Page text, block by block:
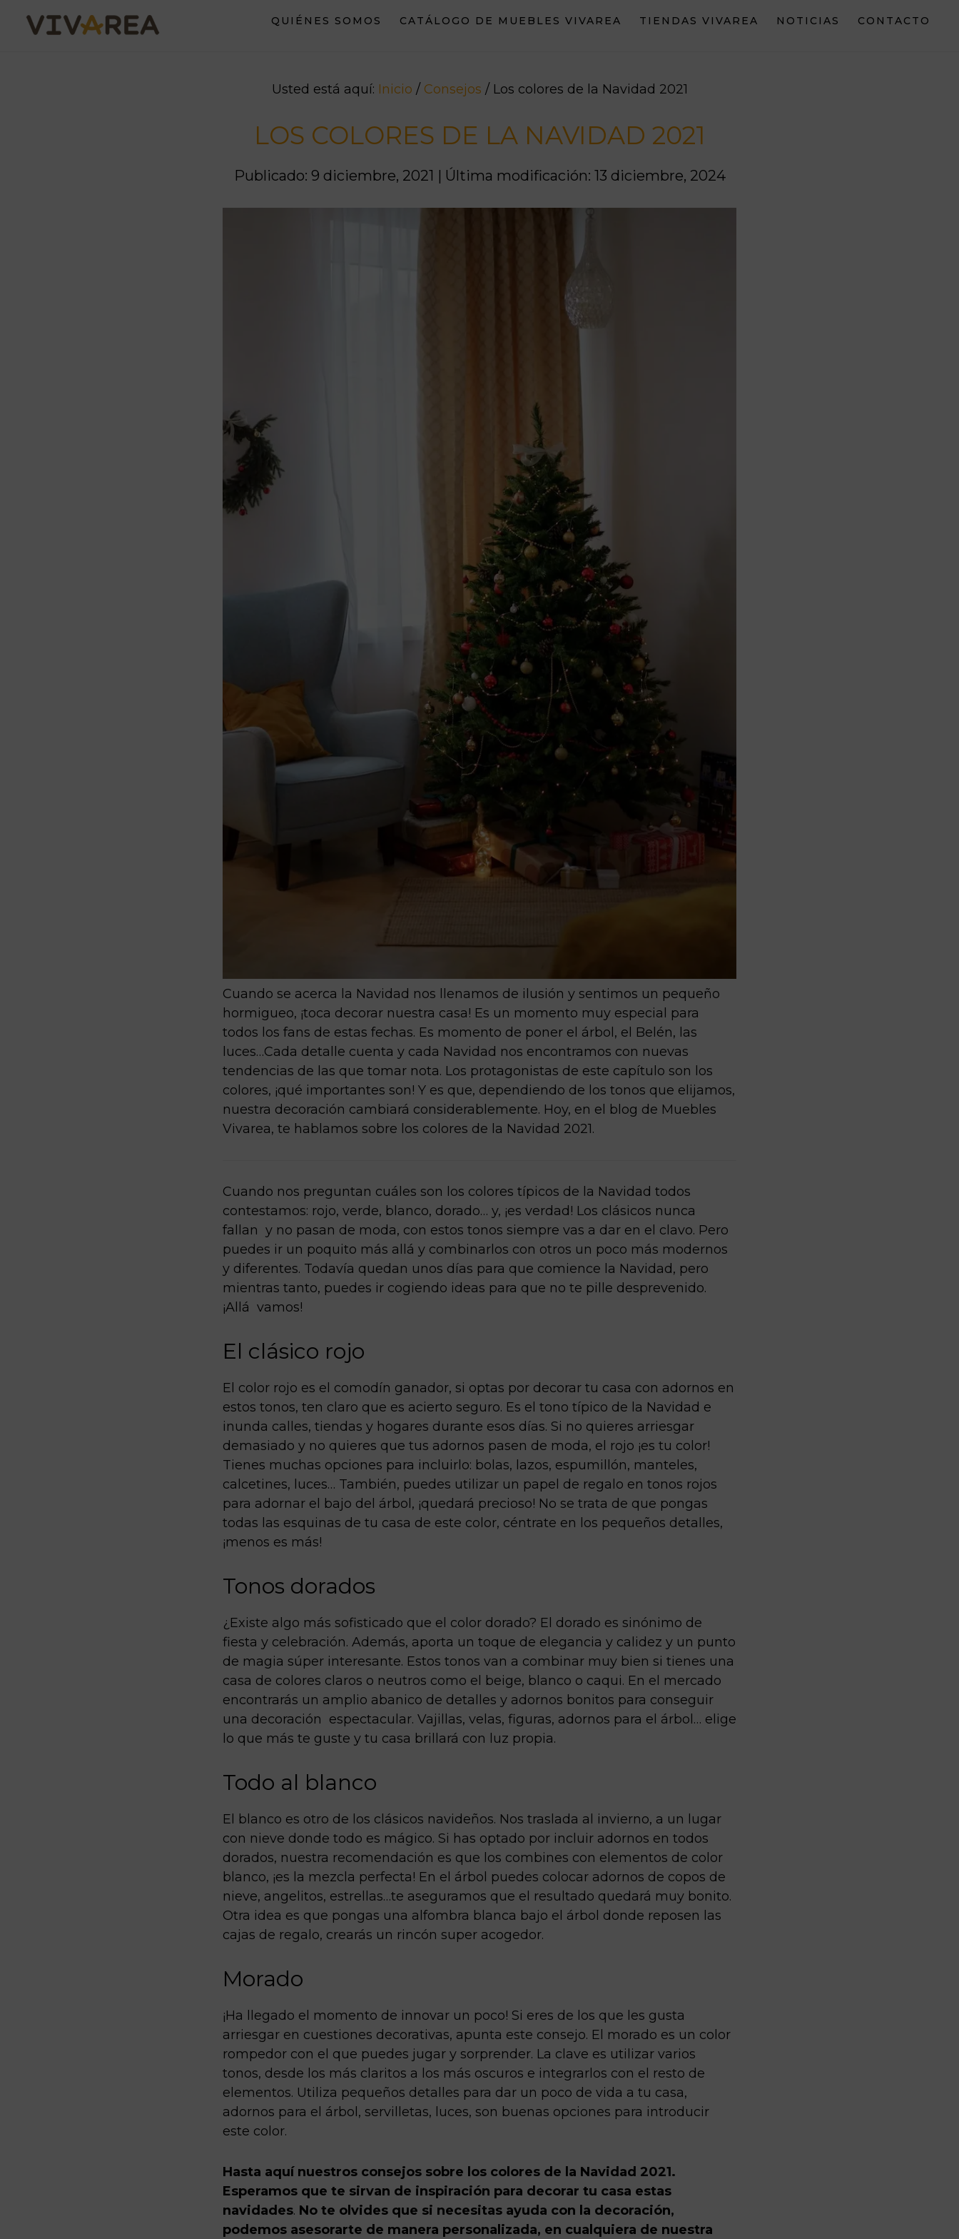
QUIÉNES SOMOS CATÁLOGO DE MUEBLES VIVAREA TIENDAS VIVAREA NOTICIAS CONTACTO
Usted está aquí: Inicio / Consejos /Los colores de la Navidad 2021
LOS COLORES DE LA NAVIDAD 2021
Publicado: 9 diciembre, 2021 | Última modificación: 13 diciembre, 2024
Cuando se acerca la Navidad nos llenamos de ilusión y sentimos un pequeño
hormigueo, ¡toca decorar nuestra casa! Es un momento muy especial para
todos los fans de estas fechas. Es momento de poner el árbol, el Belén, las
luces…Cada detalle cuenta y cada Navidad nos encontramos con nuevas
tendencias de las que tomar nota. Los protagonistas de este capítulo son los
colores, ¡qué importantes son! Y es que, dependiendo de los tonos que elijamos,
nuestra decoración cambiará considerablemente. Hoy, en el blog de Muebles
Vivarea, te hablamos sobre los colores de la Navidad 2021.
Cuando nos preguntan cuáles son los colores típicos de la Navidad todos
contestamos: rojo, verde, blanco, dorado… y, ¡es verdad! Los clásicos nunca
fallan y no pasan de moda, con estos tonos siempre vas a dar en el clavo. Pero
puedes ir un poquito más allá y combinarlos con otros un poco más modernos
y diferentes. Todavía quedan unos días para que comience la Navidad, pero
mientras tanto, puedes ir cogiendo ideas para que no te pille desprevenido.
¡Allá vamos!
El clásico rojo
El color rojo es el comodín ganador, si optas por decorar tu casa con adornos en
estos tonos, ten claro que es acierto seguro. Es el tono típico de la Navidad e
inunda calles, tiendas y hogares durante esos días. Si no quieres arriesgar
demasiado y no quieres que tus adornos pasen de moda, el rojo ¡es tu color!
Tienes muchas opciones para incluirlo: bolas, lazos, espumillón, manteles,
calcetines, luces… También, puedes utilizar un papel de regalo en tonos rojos
para adornar el bajo del árbol, ¡quedará precioso! No se trata de que pongas
todas las esquinas de tu casa de este color, céntrate en los pequeños detalles,
¡menos es más!
Tonos dorados
¿Existe algo más sofisticado que el color dorado? El dorado es sinónimo de
fiesta y celebración. Además, aporta un toque de elegancia y calidez y un punto
de magia súper interesante. Estos tonos van a combinar muy bien si tienes una
casa de colores claros o neutros como el beige, blanco o caqui. En el mercado
encontrarás un amplio abanico de detalles y adornos bonitos para conseguir
una decoración espectacular. Vajillas, velas, figuras, adornos para el árbol… elige
lo que más te guste y tu casa brillará con luz propia.
Todo al blanco
El blanco es otro de los clásicos navideños. Nos traslada al invierno, a un lugar
con nieve donde todo es mágico. Si has optado por incluir adornos en todos
dorados, nuestra recomendación es que los combines con elementos de color
blanco, ¡es la mezcla perfecta! En el árbol puedes colocar adornos de copos de
nieve, angelitos, estrellas…te aseguramos que el resultado quedará muy bonito.
Otra idea es que pongas una alfombra blanca bajo el árbol donde reposen las
cajas de regalo, crearás un rincón super acogedor.
Morado
¡Ha llegado el momento de innovar un poco! Si eres de los que les gusta
arriesgar en cuestiones decorativas, apunta este consejo. El morado es un color
rompedor con el que puedes jugar y sorprender. La clave es utilizar varios
tonos, desde los más claritos a los más oscuros e integrarlos con el resto de
elementos. Utiliza pequeños detalles para dar un poco de vida a tu casa,
adornos para el árbol, servilletas, luces, son buenas opciones para introducir
este color.
Hasta aquí nuestros consejos sobre los colores de la Navidad 2021.
Esperamos que te sirvan de inspiración para decorar tu casa estas
navidades. No te olvides que si necesitas ayuda con la decoración,
podemos asesorarte de manera personalizada, en cualquiera de nuestra